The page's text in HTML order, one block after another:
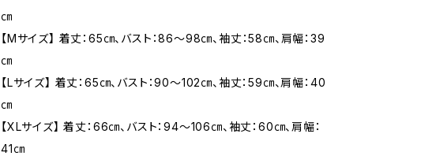
㎝
【Mサイズ】 着丈：65㎝、バスト：86～98㎝、袖丈：58㎝、肩幅：39
㎝
【Lサイズ】 着丈：65㎝、バスト：90～102㎝、袖丈：59㎝、肩幅：40
㎝
【XLサイズ】 着丈：66㎝、バスト：94～106㎝、袖丈：60㎝、肩幅：
41㎝